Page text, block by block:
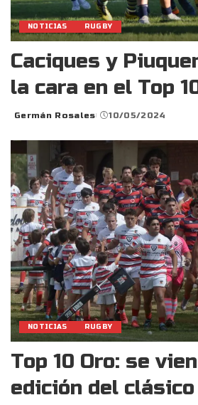
NOTICIAS RUGBY
Caciques y
la cara en el Top
Posted
Germán Rosales 10/05/2024
NOTICIAS RUGBY
Top 10 Oro: se
edición del